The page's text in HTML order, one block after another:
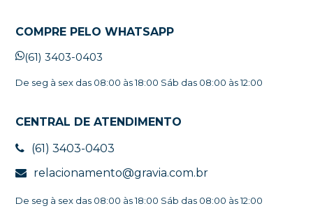
COMPRE PELO WHATSAPP
(61) 3403-0403
De seg à sex das 08:00 às 18:00 Sáb das 08:00 às 12:00
CENTRAL DE ATENDIMENTO
(61) 3403-0403
relacionamento@gravia.com.br
De seg à sex das 08:00 às 18:00 Sáb das 08:00 às 12:00